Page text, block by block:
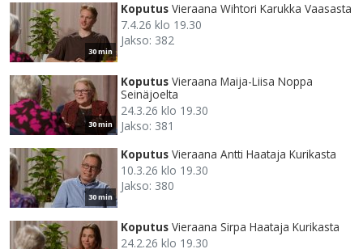
30 min
Koputus Vieraana Wihtori Karukka Vaasasta
7.4.26 klo 19.30
Jakso: 382
30 min
Koputus Vieraana Maija-Liisa Noppa
Seinäjoelta
24.3.26 klo 19.30
Jakso: 381
30 min
Koputus Vieraana Antti Haataja Kurikasta
10.3.26 klo 19.30
Jakso: 380
Koputus Vieraana Sirpa Haataja Kurikasta
24.2.26 klo 19.30